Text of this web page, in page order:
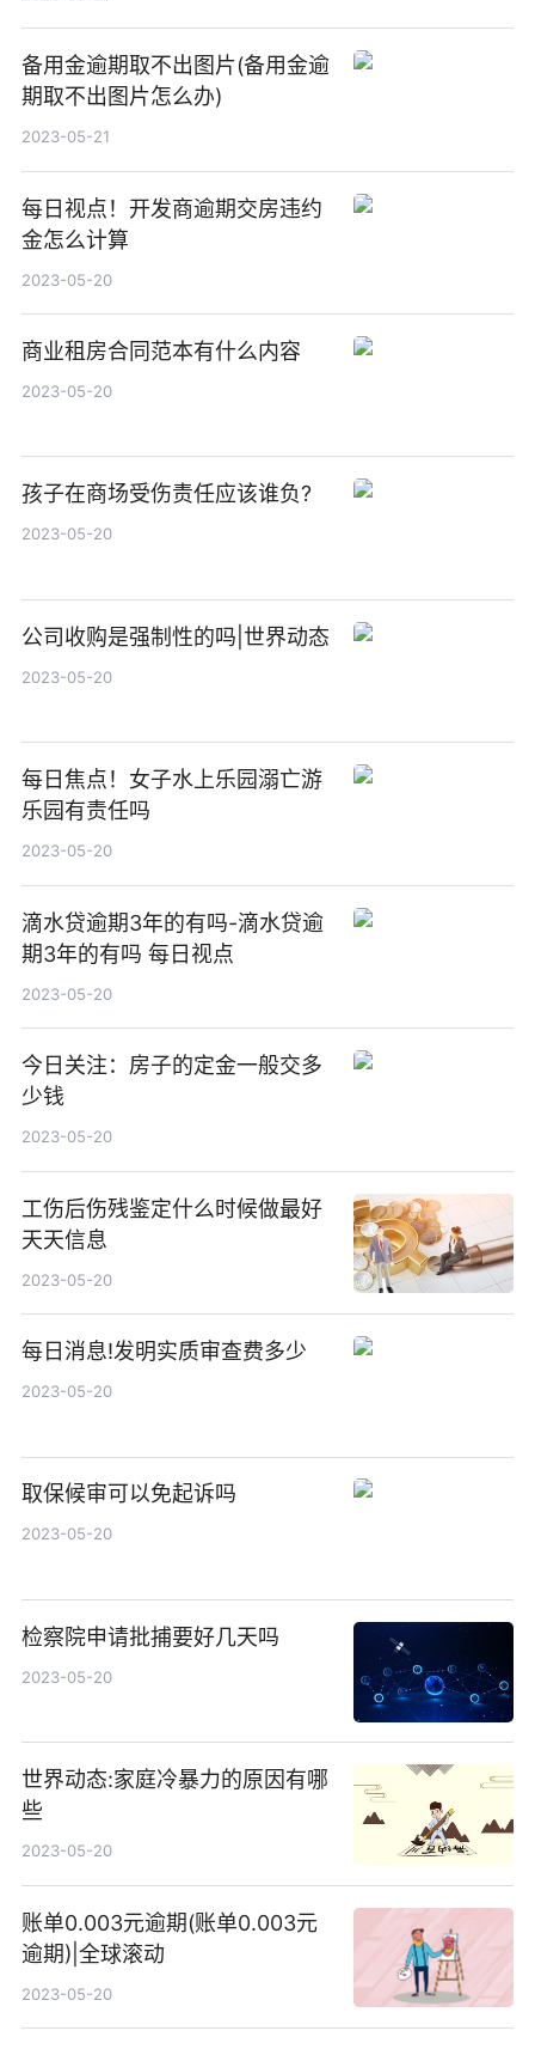
备用金逾期取不出图片(备用金逾
期取不出图片怎么办)
2023-05-21
每日视点！开发商逾期交房违约
金怎么计算
2023-05-20
商业租房合同范本有什么内容
2023-05-20
孩子在商场受伤责任应该谁负?
2023-05-20
公司收购是强制性的吗|世界动态
2023-05-20
每日焦点！女子水上乐园溺亡游
乐园有责任吗
2023-05-20
滴水贷逾期3年的有吗-滴水贷逾
期3年的有吗 每日视点
2023-05-20
今日关注：房子的定金一般交多
少钱
2023-05-20
工伤后伤残鉴定什么时候做最好
天天信息
2023-05-20
每日消息!发明实质审查费多少
2023-05-20
取保候审可以免起诉吗
2023-05-20
检察院申请批捕要好几天吗
2023-05-20
世界动态:家庭冷暴力的原因有哪
些
2023-05-20
账单0.003元逾期(账单0.003元
逾期)|全球滚动
2023-05-20